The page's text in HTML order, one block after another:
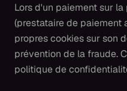
Lors d'un paiement sur
(prestataire de paiement
propres cookies sur son
prévention de la fraude.
politique de